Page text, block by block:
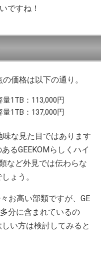
ですね！
価格は以下の通り。
量1TB：113,000円
量1TB：137,000円
味な見た目ではあります
るGEEKOMらしくハイ
など外見では伝わらな
ょう。
お高い部類ですが、GE
分に含まれているの
い方は検討してみると